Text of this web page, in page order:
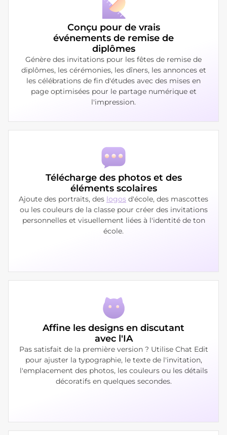
Conçu pour de vrais
événements de remise de
diplômes
Génère des invitations pour les fêtes de remise de
diplômes, les cérémonies, les dîners, les annonces et
les célébrations de fin d'études avec des mises en
page optimisées pour le partage numérique et
l'impression.
Télécharge des photos et des
éléments scolaires
Ajoute des portraits, des logos d'école, des mascottes
ou les couleurs de la classe pour créer des invitations
personnelles et visuellement liées à l'identité de ton
école.
Affine les designs en discutant
avec l'IA
Pas satisfait de la première version ? Utilise Chat Edit
pour ajuster la typographie, le texte de l'invitation,
l'emplacement des photos, les couleurs ou les détails
décoratifs en quelques secondes.